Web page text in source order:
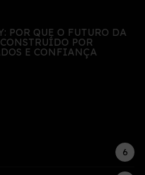
POR QUE O FUTURO DA
POR
E CONFIANÇA
6